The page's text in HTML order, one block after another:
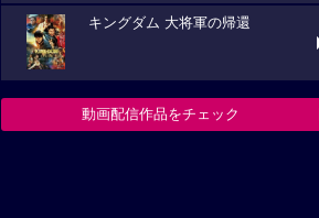
キングダム 大将軍の帰還
動画配信作品をチェック